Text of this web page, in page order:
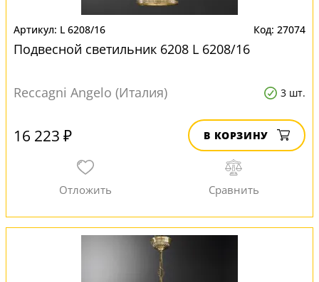
L 6208/16 27074
Подвесной светильник 6208 L 6208/16
Reccagni Angelo (Италия) 3 шт.
16 223 ₽ В КОРЗИНУ